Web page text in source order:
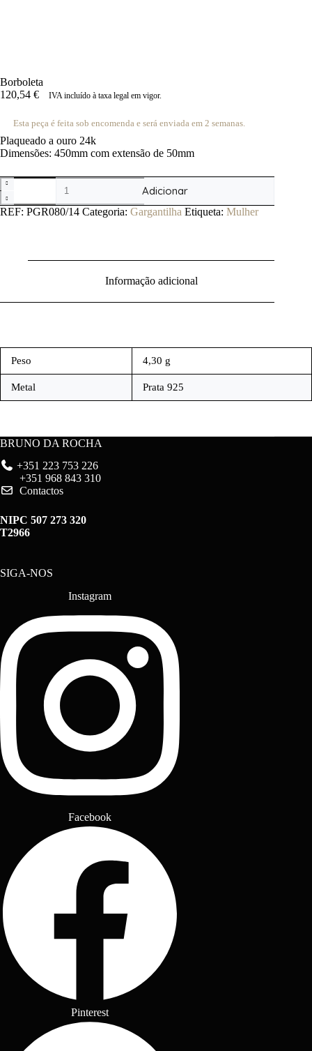
Borboleta
120,54 € IVA incluído à taxa legal em vigor.
Esta peça é feita sob encomenda e será enviada em 2 semanas.
Plaqueado a ouro 24k
Dimensões: 450mm com extensão de 50mm
Quantidade
de
Borboleta
Adicionar
REF: PGR080/14 Categoria: Gargantilha Etiqueta: Mulher
Informação adicional
Peso 4,30 g
Metal Prata 925
BRUNO DA ROCHA
+351 223 753 226
+351 968 843 310
Contactos
NIPC 507 273 320
T2966
SIGA-NOS
Instagram
Facebook
Pinterest